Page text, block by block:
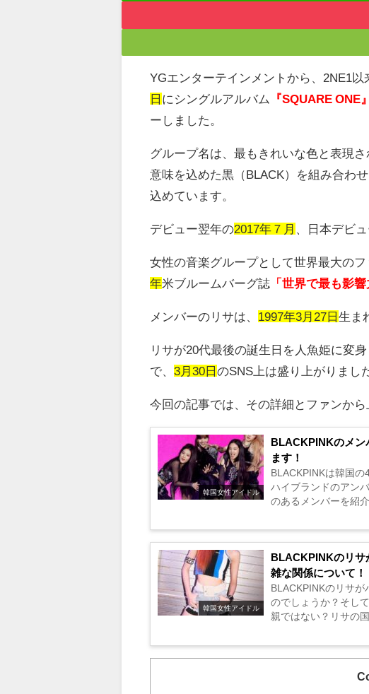
YGエンターテインメントから、 2NE1 以
日 にシングルアルバム 『SQUARE ONE』
ーしました。
グループ名は、最もきれいな色と表現さ
意味を込めた黒（BLACK）を組み合わ
込めています。
デビュー翌年の2017年７月 、日本デビ
女性の音楽グループとして世界最大の
年米ブルームバーグ誌 「世界で最も影
メンバーのリサは、 1997年3月27日生ま
リサが20代最後の誕生日を人魚姫に変
で、3月30日のSNS上は盛り上がりまし
今回の記事では、その詳細とファンから
韓国女性アイドル
BLACKPINKのメン
ます！
BLACKPINKは韓国の
ハイブランドのアン
のあるメンバーを紹
韓国女性アイドル
BLACKPINKのリサ
雑な関係について！
BLACKPINKのリサ
のでしょうか？そし
親ではない？リサの